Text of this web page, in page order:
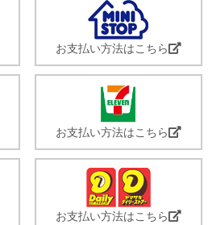
お支払い方法はこちら
お支払い方法はこちら
お支払い方法はこちら